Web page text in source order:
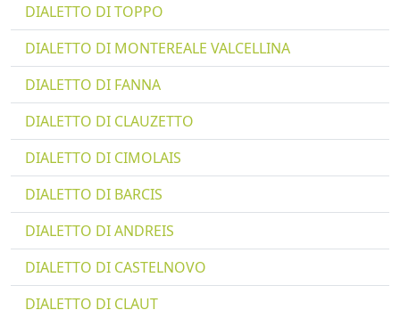
DIALETTO DI TOPPO
DIALETTO DI MONTEREALE VALCELLINA
DIALETTO DI FANNA
DIALETTO DI CLAUZETTO
DIALETTO DI CIMOLAIS
DIALETTO DI BARCIS
DIALETTO DI ANDREIS
DIALETTO DI CASTELNOVO
DIALETTO DI CLAUT